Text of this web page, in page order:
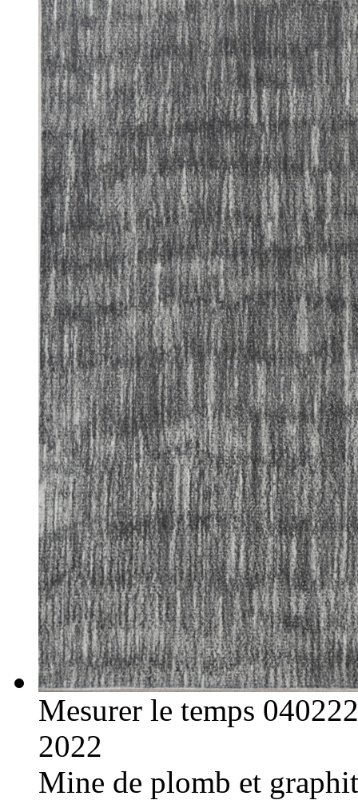
Mesurer le temps 040222
2022
Mine de plomb et